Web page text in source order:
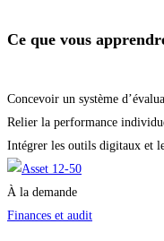
Ce que vous
Concevoir un système
Relier la performance
Intégrer les outils digitaux et
À la demande
Finances et audit